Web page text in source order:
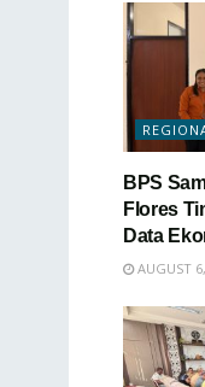
BPS
Flores
Data
AUGUST